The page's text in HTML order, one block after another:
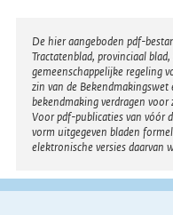
Disclaimer
De hier aangeboden pdf-
Tractatenblad, provinciaal
gemeenschappelijke regeling
zin van de
bekendmaking verdragen
Voor pdf-publicaties van vóór
vorm uitgegeven bladen
elektronische versies daarvan